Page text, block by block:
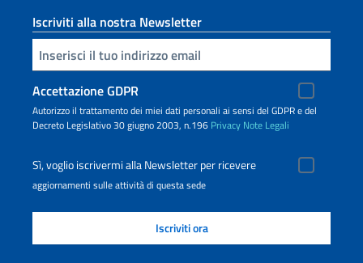
Iscriviti alla nostra Newsletter
Inserisci la tua email
Accettazione GDPR
Autorizzo il trattamento dei miei dati personali ai sensi del GDPR e del
Decreto Legislativo 30 giugno 2003, n.196 Privacy Note Legali
Sì, voglio iscrivermi alla Newsletter per ricevere
aggiornamenti sulle attività di questa sede